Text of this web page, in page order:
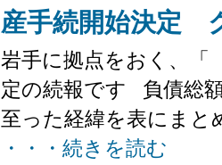
産手続開始決定
岩手に拠点をおく、「
定の続報です 負債総
至った経緯を表にまと
・・・続きを読む